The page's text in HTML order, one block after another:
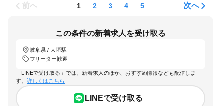
前へ 1 2 3 4 5 次へ
この条件の新着求人を受け取る
岐阜県 / 大垣駅
フリーター歓迎
「LINEで受け取る」では、新着求人のほか、おすすめ情報なども配信しま
す。 詳しくはこちら
LINEで受け取る